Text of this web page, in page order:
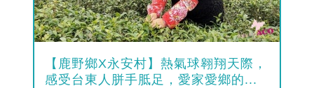
【鹿野鄉X永安村】熱氣球翱翔天際，
感受台東人胼手胝足，愛家愛鄉的...